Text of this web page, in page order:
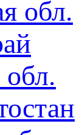
обл.
обл.